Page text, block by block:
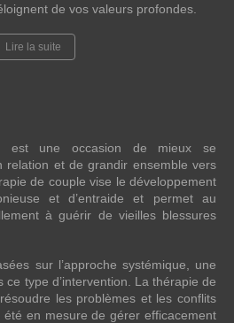
de vos valeurs profondes.
Lire la suite
est une occasion de mieux se
relation et de grandir ensemble vers
de couple vise le développement
et d’entraide et permet au
à guérir de vieilles blessures
sur l’approche systémique, une
type d’intervention. La thérapie de
les problèmes et les conflits
en mesure de gérer efficacement